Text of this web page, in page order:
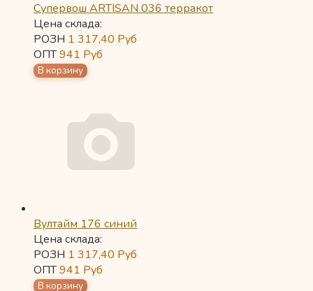
Супервош ARTISAN 036 терракот
Цена склада:
РОЗН 1 317,40 Руб
ОПТ941 Руб
Вултайм 176 синий
Цена склада:
РОЗН 1 317,40 Руб
ОПТ941 Руб